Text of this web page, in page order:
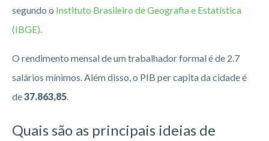
segundo o Instituto Brasileiro de Geografia e Estatística
(IBGE).
O rendimento mensal de um trabalhador formal é de 2.7
salários mínimos. Além disso, o PIB per capita da cidade é
de37.863,85
Quais são as principais ideias de